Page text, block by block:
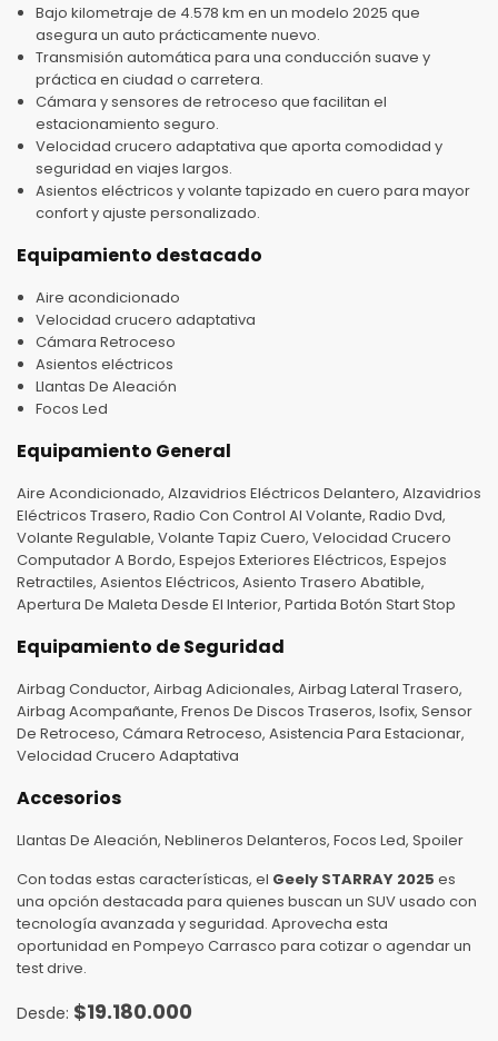
Bajo kilometraje de 4.578 km en un modelo 2025 que
asegura un auto prácticamente nuevo.
Transmisión automática para una conducción suave y
práctica en ciudad o carretera.
Cámara y sensores de retroceso que facilitan el
estacionamiento seguro.
Velocidad crucero adaptativa que aporta comodidad y
seguridad en viajes largos.
Asientos eléctricos y volante tapizado en cuero para mayor
confort y ajuste personalizado.
Equipamiento destacado
Aire acondicionado
Velocidad crucero adaptativa
Cámara Retroceso
Asientos eléctricos
Llantas De Aleación
Focos Led
Equipamiento General
Aire Acondicionado, Alzavidrios Eléctricos Delantero, Alzavidrios
Eléctricos Trasero, Radio Con Control Al Volante, Radio Dvd,
Volante Regulable, Volante Tapiz Cuero, Velocidad Crucero
Computador A Bordo, Espejos Exteriores Eléctricos, Espejos
Retractiles, Asientos Eléctricos, Asiento Trasero Abatible,
Apertura De Maleta Desde El Interior, Partida Botón Start Stop
Equipamiento de Seguridad
Airbag Conductor, Airbag Adicionales, Airbag Lateral Trasero,
Airbag Acompañante, Frenos De Discos Traseros, Isofix, Sensor
De Retroceso, Cámara Retroceso, Asistencia Para Estacionar,
Velocidad Crucero Adaptativa
Accesorios
Llantas De Aleación, Neblineros Delanteros, Focos Led, Spoiler
Con todas estas características, el Geely STARRAY 2025 es
una opción destacada para quienes buscan un SUV usado con
tecnología avanzada y seguridad. Aprovecha esta
oportunidad en Pompeyo Carrasco para cotizar o agendar un
test drive.
$19.180.000